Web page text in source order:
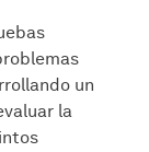
un
la